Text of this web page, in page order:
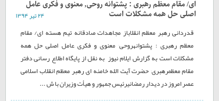
ای/ مقام معظم رهبری : پشتوانه روحی٬ معنوی و فکری عامل
اصلی حل همه مشکلات است ۲۴ تير ۱۳۹۴
قدردانی رهبر معظم انقلاباز مجاهدات صادقانه تيم هسته ای/ مقام
معظم رهبری : پشتوانهروحی٬ معنوی و فکری عامل اصلی حل همه
مشکلات است به گزارش ایلام نیوز به نقل از پایگاه اطلاع رسانی دفتر
مقام معظمرهبری٬ حضرت آیت الله خامنه ای رهبر معظم انقلاب اسلامی
عصر امروز در دیدار رمضانیرئيس جمهور و هيأت وزیران با ش ...